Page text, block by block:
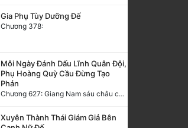
Gia Phụ Tùy Dưỡng Đế
Chương 378:
Mỗi Ngày Đánh Dấu Lĩnh Quân Đội,
Phụ Hoàng Quỳ Cầu Đừng Tạo
Phản
Chương 627: Giang Nam sáu châu càn khôn định
Xuyên Thành Thái Giám Giả Bên